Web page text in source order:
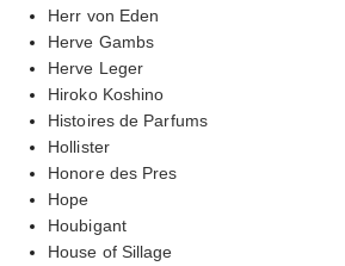
Herr von Eden
Herve Gambs
Herve Leger
Hiroko Koshino
Histoires de Parfums
Hollister
Honore des Pres
Hope
Houbigant
House of Sillage